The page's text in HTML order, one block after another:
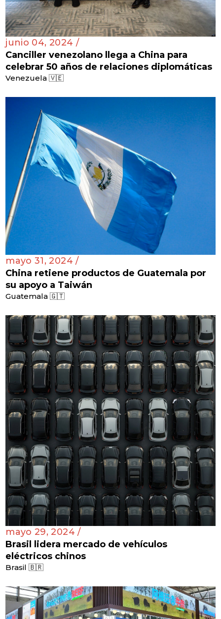
junio 04, 2024 /
Canciller venezolano llega a China para
celebrar 50 años de relaciones diplomáticas
Venezuela 🇻🇪
mayo 31, 2024 /
China retiene productos de Guatemala por
su apoyo a Taiwán
Guatemala 🇬🇹
mayo 29, 2024 /
Brasil lidera mercado de vehículos
eléctricos chinos
Brasil 🇧🇷